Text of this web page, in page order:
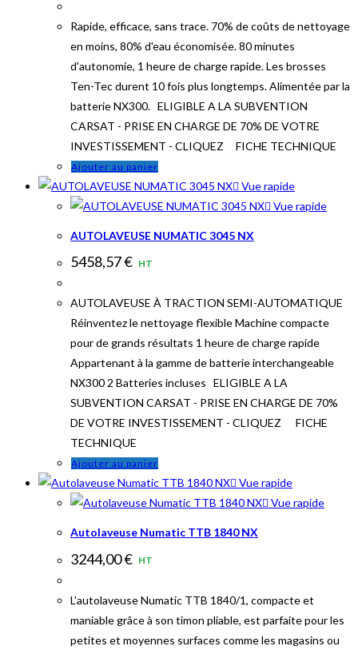
Rapide, efficace, sans trace. 70% de coûts de nettoyage
en moins, 80% d'eau économisée. 80 minutes
d'autonomie, 1 heure de charge rapide. Les brosses
Ten-Tec durent 10 fois plus longtemps. Alimentée par la
batterie NX300. ELIGIBLE A LA SUBVENTION
CARSAT - PRISE EN CHARGE DE 70% DE VOTRE
INVESTISSEMENT - CLIQUEZ FICHE TECHNIQUE
Ajouter au panier
Vue rapide
Vue rapide
AUTOLAVEUSE NUMATIC 3045 NX
5458,57€ HT
AUTOLAVEUSE À TRACTION SEMI-AUTOMATIQUE
Réinventez le nettoyage flexible Machine compacte
pour de grands résultats 1 heure de charge rapide
Appartenant à la gamme de batterie interchangeable
NX300 2 Batteries incluses ELIGIBLE A LA
SUBVENTION CARSAT - PRISE EN CHARGE DE 70%
DE VOTRE INVESTISSEMENT - CLIQUEZ FICHE
TECHNIQUE
Ajouter au panier
Vue rapide
Vue rapide
Autolaveuse Numatic TTB 1840 NX
3244,00€ HT
L'autolaveuse Numatic TTB 1840/1, compacte et
maniable grâce à son timon pliable, est parfaite pour les
petites et moyennes surfaces comme les magasins ou